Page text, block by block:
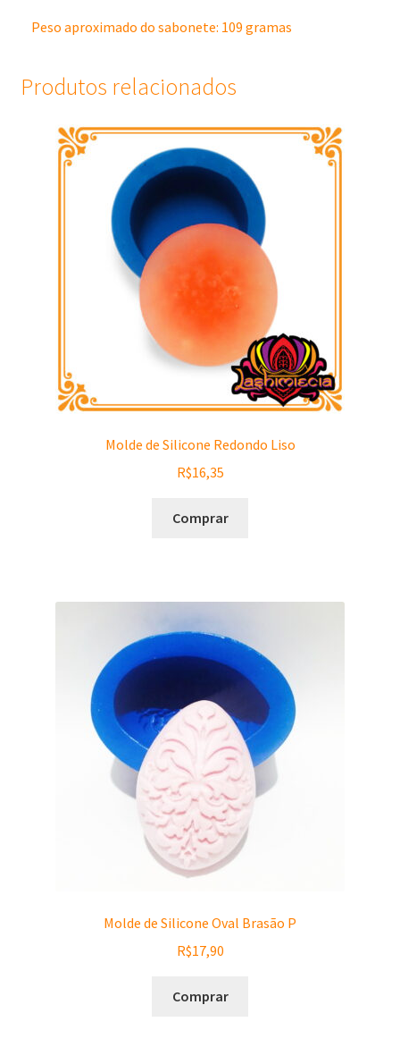
Peso aproximado do sabonete: 109 gramas
Produtos relacionados
Molde de Silicone Redondo Liso
R$16,35
Comprar
Molde de Silicone Oval Brasão P
R$17,90
Comprar